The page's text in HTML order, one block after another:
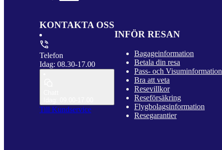
KONTAKTA OSS
Telefon
Idag: 08.30-17.00
Till Kundservice
INFÖR RESAN
Bagageinformation
Betala din resa
Pass- och Visuminformation
Bra att veta
Resevillkor
Reseförsäkring
Flygbolagsinformation
Resegarantier